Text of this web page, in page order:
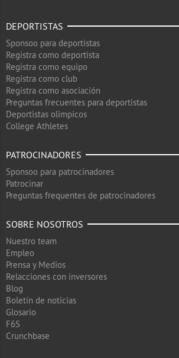
DEPORTISTAS
Sponsoo para deportistas
Registra como deportista
Registra como equipo
Registra como club
Registra como asociación
Preguntas frecuentes para deportistas
Deportistas olimpicos
College Athletes
PATROCINADORES
Sponsoo para patrocinadores
Patrocinar
Preguntas frequentes de patrocinadores
SOBRE NOSOTROS
Nuestro team
Empleo
Prensa y Medios
Relacciones con inversores
Blog
Boletín de noticias
Glosario
F6S
Crunchbase